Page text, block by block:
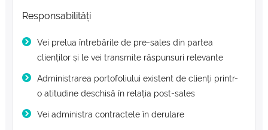
Responsabilități
Vei prelua întrebările de pre-sales din partea
clienților și le vei transmite răspunsuri relevante
Administrarea portofoliului existent de clienți printr-
o atitudine deschisă în relația post-sales
Vei administra contractele în derulare